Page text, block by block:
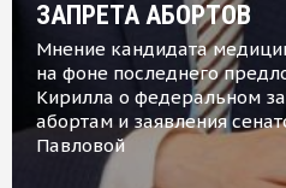
ЗАПРЕТА АБОРТОВ
Мнение кандидата
на фоне последнего
Кирилла о федеральном
абортам и заявления
Павловой